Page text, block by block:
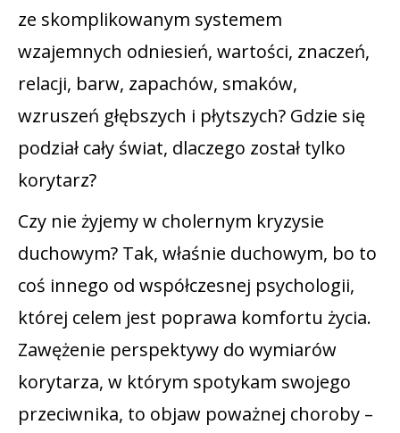
ze skomplikowanym systemem
wzajemnych odniesień, wartości, znaczeń,
relacji, barw, zapachów, smaków,
wzruszeń głębszych i płytszych? Gdzie się
podział cały świat, dlaczego został tylko
korytarz?
Czy nie żyjemy w cholernym kryzysie
duchowym? Tak, właśnie duchowym, bo to
coś innego od współczesnej psychologii,
której celem jest poprawa komfortu życia.
Zawężenie perspektywy do wymiarów
korytarza, w którym spotykam swojego
przeciwnika, to objaw poważnej choroby –